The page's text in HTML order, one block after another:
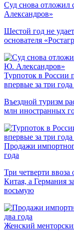
Суд снова отложил
Александров»
Шестой год не
основателя
Турпоток в России
впервые за три
Въездной туризм
млн иностранных
Продажи
года
Три четверти ввоза
Китая, а Германия
восьмую
Женский